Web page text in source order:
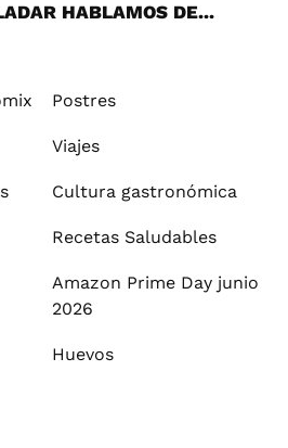
HABLAMOS DE...
Postres
Viajes
Cultura gastronómica
Recetas Saludables
Amazon Prime Day junio
2026
Huevos